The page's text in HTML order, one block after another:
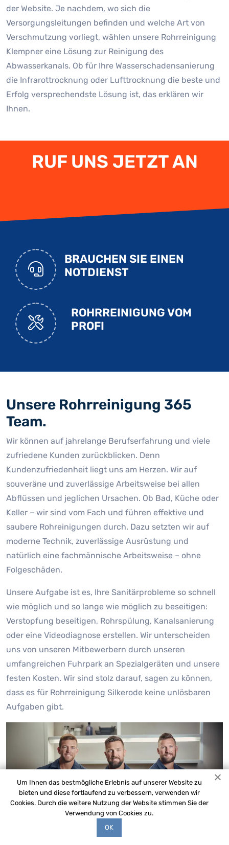
der Website. Je nachdem, wo sich die
Versorgungsleitungen befinden und welche Art von
Verschmutzung vorliegt, wählen unsere Rohrreinigung
Klempner eine Lösung zur Reinigung des
Abwasserkanals. Ob für Ihre Wasserschadensanierung
die Infrarottrocknung oder Lufttrocknung die beste und
Erfolg versprechendste Lösung ist, das erklären wir
Ihnen.
RUF UNS JETZT AN
BRAUCHEN SIE EINEN
NOTDIENST
ROHRREINIGUNG VOM
PROFI
Unsere Rohrreinigung 365
Team.
Wir können auf jahrelange Berufserfahrung und viele
zufriedene Kunden zurückblicken. Denn
Kundenzufriedenheit liegt uns am Herzen. Wir auf
souveräne und zuverlässige Arbeitsweise bei allen
Abflüssen und jeglichen Ursachen. Ob Bad, Küche oder
Keller – wir sind vom Fach und führen effektive und
saubere Rohreinigungen durch. Dazu setzten wir auf
moderne Technik, zuverlässige Ausrüstung und
natürlich eine fachmännische Arbeitsweise – ohne
Folgeschäden.
Unsere Aufgabe ist es, Ihre Sanitärprobleme so schnell
wie möglich und so lange wie möglich zu beseitigen:
Verstopfung beseitigen, Rohrspülung, Kanalsanierung
oder eine Videodiagnose erstellen. Wir unterscheiden
uns von unseren Mitbewerbern durch unseren
umfangreichen Fuhrpark an Spezialgeräten und unsere
festen Kosten. Wir sind stolz darauf, sagen zu können,
dass es für Rohrreinigung Silkerode keine unlösbaren
Aufgaben gibt.
Um Ihnen das bestmögliche Erlebnis auf unserer Website zu
bieten und diese fortlaufend zu verbessern, verwenden wir
Cookies. Durch die weitere Nutzung der Website stimmen Sie der
Verwendung von Cookies zu.
OK